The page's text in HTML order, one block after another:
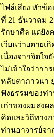
ไฟล์เสียง หัวข้
ที่ 21 ธันวาคม
รักษาศีล แต่ยัง
เวียนว่ายตายเ
เนื่องจากจิตใจ
ไม่เข้าใจว่ากา
หลับตาภาวนา
ฟังธรรมของท่า
เก่าของผมส่งผ
คิดและวิถีทางก
ท่านอาจารย์จา